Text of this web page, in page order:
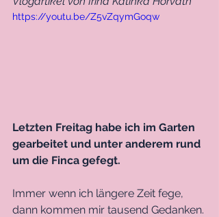
https://youtu.be/Z5vZqymGoqw
Letzten Freitag habe ich im Garten
gearbeitet und unter anderem rund
um die Finca gefegt.
Immer wenn ich längere Zeit fege,
dann kommen mir tausend Gedanken.